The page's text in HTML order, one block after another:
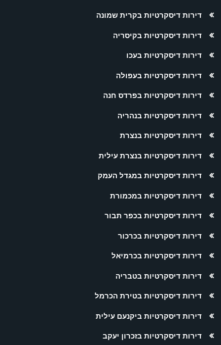
דירות דיסקרטיות בקרית שמונה
דירות דיסקרטיות בקיסריה
דירות דיסקרטיות בעכו
דירות דיסקרטיות בעפולה
דירות דיסקרטיות בפרדס חנה
דירות דיסקרטיות בנהריה
דירות דיסקרטיות בנצרת
דירות דיסקרטיות בנצרת עילית
דירות דיסקרטיות במגדל העמק
דירות דיסקרטיות במכמורת
דירות דיסקרטיות בכפר תבור
דירות דיסקרטיות בכרכור
דירות דיסקרטיות בכרמיאל
דירות דיסקרטיות בטבריה
דירות דיסקרטיות בטירת הכרמל
דירות דיסקרטיות ביקנעם עילית
דירות דיסקרטיות בזכרון יעקב